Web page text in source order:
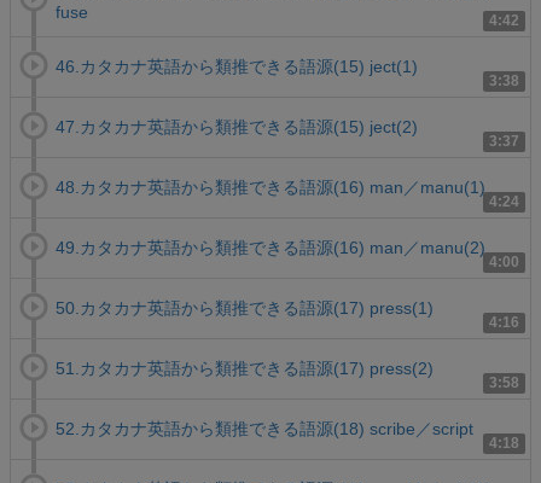
4:42
fuse
3:38
46.カタカナ英語から類推できる語源(15) ject(1)
3:37
47.カタカナ英語から類推できる語源(15) ject(2)
4:24
48.カタカナ英語から類推できる語源(16) man／manu(1)
4:00
49.カタカナ英語から類推できる語源(16) man／manu(2)
4:16
50.カタカナ英語から類推できる語源(17) press(1)
3:58
51.カタカナ英語から類推できる語源(17) press(2)
4:18
52.カタカナ英語から類推できる語源(18) scribe／script